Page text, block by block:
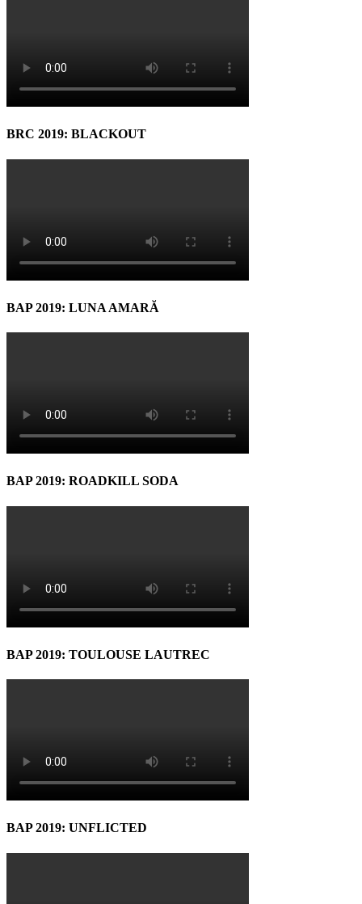
BRC 2019: BLACKOUT
BAP 2019: LUNA AMARĂ
BAP 2019: ROADKILL SODA
BAP 2019: TOULOUSE LAUTREC
BAP 2019: UNFLICTED